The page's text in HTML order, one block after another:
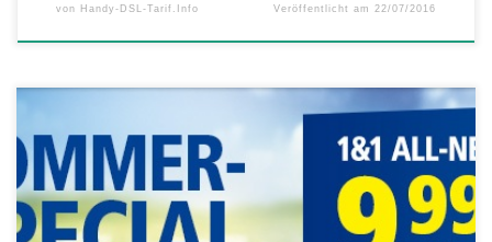
von Handy-DSL-Tarif.Info Veröffentlicht am 22/07/2016
Die 1&1 All-Net-Flat Special im Sommer Spezial zum Aktionspreis
von nur 9,99 Euro monatlich für den Allnetflat Handytarif mit 1,5 GB
Datenflat für volle 24 Monate. Endlich ist es soweit – Das 1&1